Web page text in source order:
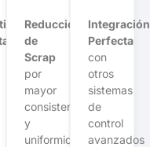
Reducción
de
Scrap
por
mayor
consistencia
y
uniformidad
Integración
Perfecta
con
otros
sistemas
de
control
avanzados